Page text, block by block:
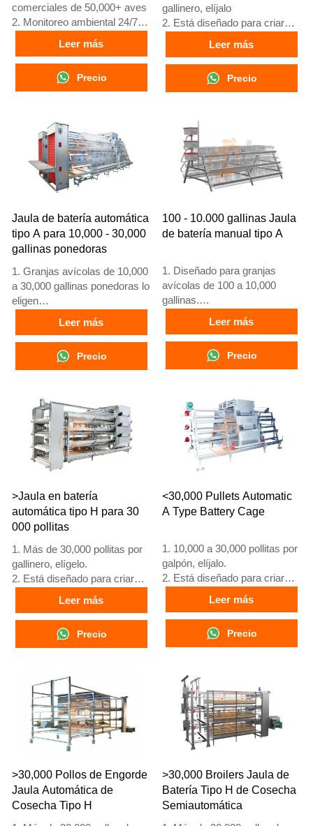
comerciales de 50,000+ aves
2. Monitoreo ambiental 24/7
3. Mejora en conversión
alimenticia del 15-20%
4. Incremento en producción
de huevos del 10%
5. Número de
+8618830120193
Leer más
Precio
gallinero, elíjalo
2. Está diseñado para criar
pollos de 12 o 16 semanas de
edad hasta gallinas ponedoras
adultas
3. Su vida útil es de más de
25 años
24 horas. El número de
WhatsApp es
+8618830120193, +234
8111199996
Leer más
Precio
Jaula de batería automática
tipo A para 10,000 - 30,000
gallinas ponedoras
1. Granjas avícolas de 10,000
a 30,000 gallinas ponedoras lo
eligen
2. Gallinas adultas comienzan
a poner huevos a las 16
semanas
3. Su vida útil supera los 25
años
24 horas. Números de
WhatsApp: +8618830120193,
+234 8111199996
Leer más
Precio
100 - 10.000 gallinas Jaula
de batería manual tipo A
1. Diseñado para granjas
avícolas de 100 a 10,000
gallinas.
2. Cría de pollos de 12 o 16
semanas para puesta de
huevos.
3. Vida útil de más de 25
años.
horas. Número de WhatsApp:
+8618830120193, +234
8111199996
Leer más
Precio
>Jaula en batería
automática tipo H para 30
000 pollitas
1. Más de 30,000 pollitas por
gallinero, elígelo.
2. Está diseñado para criar
pollitas mayores de 1 día
hasta gallinas de 12 a 16
semanas que comienzan a
poner huevos.
3. Su vida útil es de más de
4. Su estructura es fusión
inteligente artificial Vcloud,
gabinete de control eléctrico,
equipo automático de bebida,
alimentación, limpieza de
estiércol, cosecha manual.
5. Nuestra recepción en línea
24 horas, el número de
What’sApp es
+8618830120193
Leer más
Precio
<30,000 Pullets Automatic
A Type Battery Cage
1. 10,000 a 30,000 pollitas por
galpón, elíjalo.
2. Está diseñado para criar
pollitas mayores de 1 día
hasta gallinas de 12 a 16
semanas que comienzan a
poner huevos.
3. Su vida útil es de más de
4. Su estructura es fusión
inteligente artificial Vcloud,
armario de control eléctrico,
equipo automático de bebida,
alimentación, limpieza de
estiércol, cosecha manual.
5. Nuestra recepción en línea
24 horas es el número de
What’sApp: +86
18830120193.
Leer más
Precio
>30,000 Pollos de Engorde
Jaula Automática de
Cosecha Tipo H
>30,000 Broilers Jaula de
Batería Tipo H de Cosecha
Semiautomática